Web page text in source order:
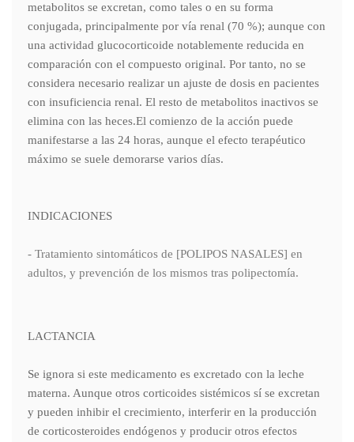
metabolitos se excretan, como tales o en su forma
conjugada, principalmente por vía renal (70 %); aunque con
una actividad glucocorticoide notablemente reducida en
comparación con el compuesto original. Por tanto, no se
considera necesario realizar un ajuste de dosis en pacientes
con insuficiencia renal. El resto de metabolitos inactivos se
elimina con las heces.El comienzo de la acción puede
manifestarse a las 24 horas, aunque el efecto terapéutico
máximo se suele demorarse varios días.
INDICACIONES
- Tratamiento sintomáticos de [POLIPOS NASALES] en
adultos, y prevención de los mismos tras polipectomía.
LACTANCIA
Se ignora si este medicamento es excretado con la leche
materna. Aunque otros corticoides sistémicos sí se excretan
y pueden inhibir el crecimiento, interferir en la producción
de corticosteroides endógenos y producir otros efectos